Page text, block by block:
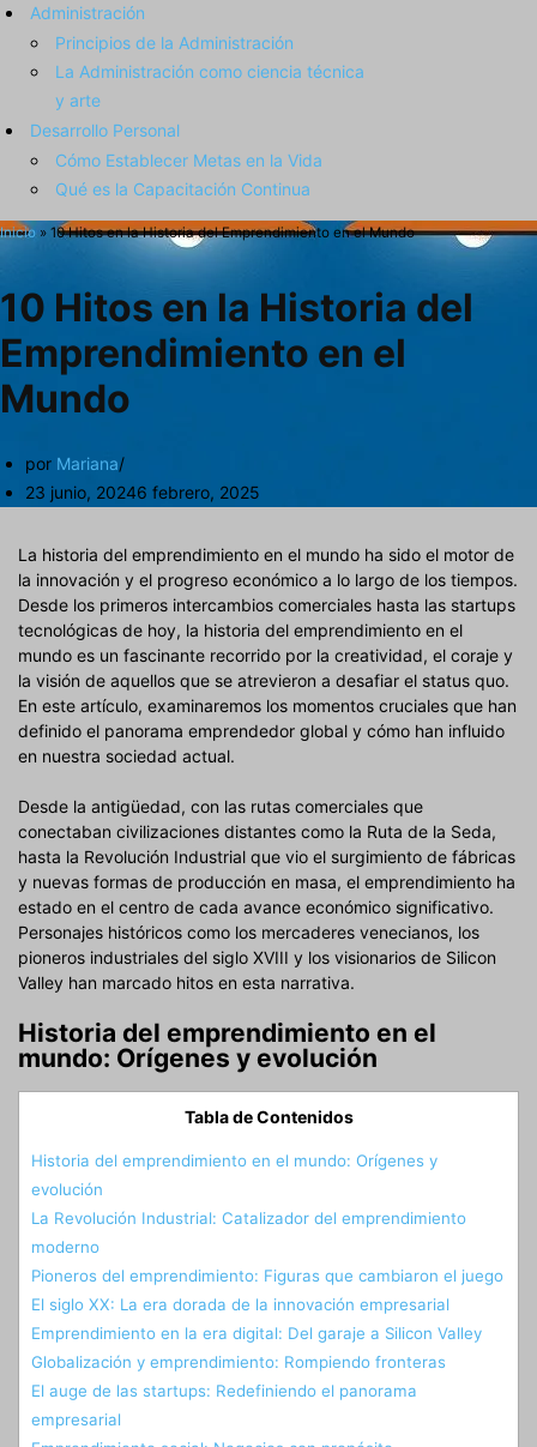
Administración
Principios de la Administración
La Administración como ciencia técnica
y arte
Desarrollo Personal
Cómo Establecer Metas en la Vida
Qué es la Capacitación Continua
Inicio» 10 Hitos en la Historia del Emprendimiento en el Mundo
10 Hitos en la Historia del
Emprendimiento en el
Mundo
por Mariana
23 junio, 20246 febrero, 2025
La historia del emprendimiento en el mundo ha sido el motor de
la innovación y el progreso económico a lo largo de los tiempos.
Desde los primeros intercambios comerciales hasta las startups
tecnológicas de hoy, la historia del emprendimiento en el
mundo es un fascinante recorrido por la creatividad, el coraje y
la visión de aquellos que se atrevieron a desafiar el status quo.
En este artículo, examinaremos los momentos cruciales que han
definido el panorama emprendedor global y cómo han influido
en nuestra sociedad actual.
Desde la antigüedad, con las rutas comerciales que
conectaban civilizaciones distantes como la Ruta de la Seda,
hasta la Revolución Industrial que vio el surgimiento de fábricas
y nuevas formas de producción en masa, el emprendimiento ha
estado en el centro de cada avance económico significativo.
Personajes históricos como los mercaderes venecianos, los
pioneros industriales del siglo XVIII y los visionarios de Silicon
Valley han marcado hitos en esta narrativa.
Historia del emprendimiento en el
mundo: Orígenes y evolución
Tabla de Contenidos
Historia del emprendimiento en el mundo: Orígenes y
evolución
La Revolución Industrial: Catalizador del emprendimiento
moderno
Pioneros del emprendimiento: Figuras que cambiaron el juego
El siglo XX: La era dorada de la innovación empresarial
Emprendimiento en la era digital: Del garaje a Silicon Valley
Globalización y emprendimiento: Rompiendo fronteras
El auge de las startups: Redefiniendo el panorama
empresarial